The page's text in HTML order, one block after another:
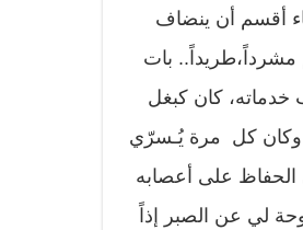
أقسم أن ينضاف
بات
خدماته، كان كبغل
وكان كل مرة يُـسرّي
على أعصابه
لي عن الصبر إذاً